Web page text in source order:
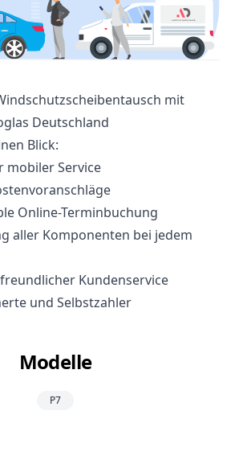
mit
Deutschland
Blick:
mobiler Service
Online-Terminbuchung
aller Komponenten bei jedem
Kundenservice
und Selbstzahler
Modelle
P7